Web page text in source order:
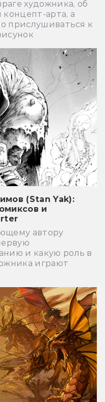
художника, об
арта, а
прислушиваться к
(Stan Yak):
и
автору
и какую роль в
играют